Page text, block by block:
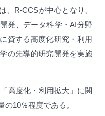
、R-CCSが中心となり、
発、データ科学・AI分野
資する高度化研究・利用
の先導的研究開発を実施
高度化・利用拡大」に関
10％程度である。